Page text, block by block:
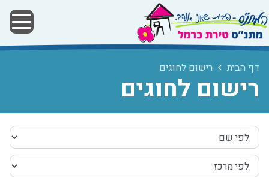
דף הבית רישום לחוגים
רישום לחוגים